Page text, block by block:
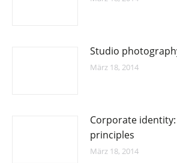
Studio
März 18, 2014
Corporate
principles
März 18, 2014